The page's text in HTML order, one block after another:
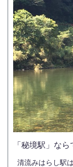
「秘境駅」な
清流みはらし駅